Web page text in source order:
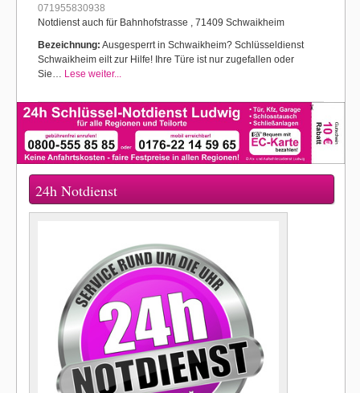
071955830938
Notdienst auch für Bahnhofstrasse , 71409 Schwaikheim
Bezeichnung: Ausgesperrt in Schwaikheim? Schlüsseldienst
Schwaikheim eilt zur Hilfe! Ihre Türe ist nur zugefallen oder
Sie… Lese weiter...
24h Notdienst